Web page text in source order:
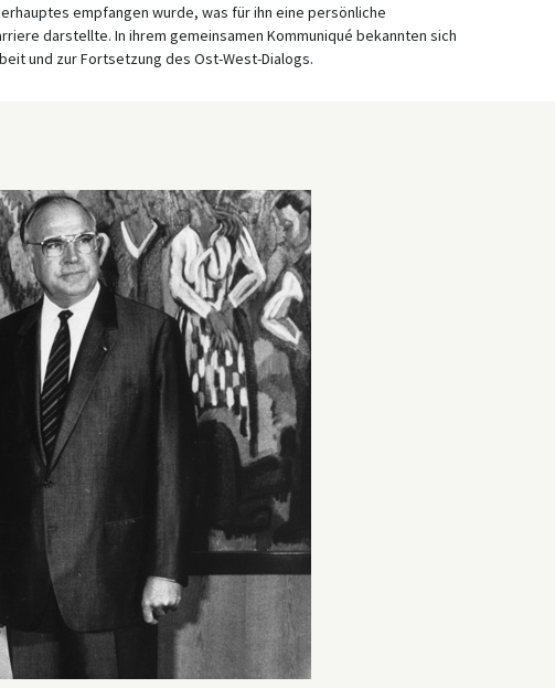
empfangen wurde, was für ihn eine persönliche
darstellte. In ihrem gemeinsamen Kommuniqué bekannten sich
und zur Fortsetzung des Ost-West-Dialogs.